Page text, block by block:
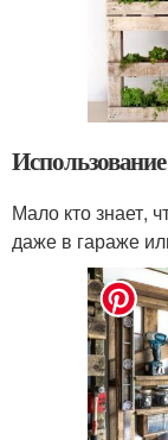
Мало кто знает,
даже в гараже